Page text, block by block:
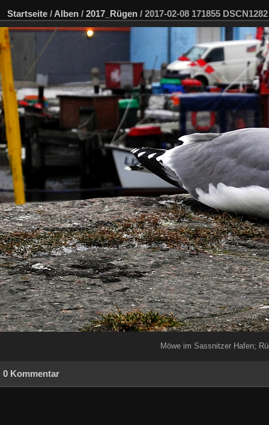
Startseite / Alben / 2017_Rügen / 2017-02-08 171855
Möwe im Sassnitzer Hafen;
0 Kommentar